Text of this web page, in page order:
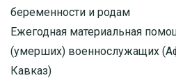
беременности и родам
Ежегодная материальная
(умерших) военнослужащих
Кавказ)